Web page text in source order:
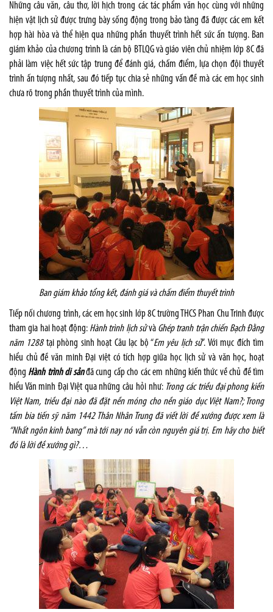
Những câu văn, câu thơ, lời hịch trong các tác phẩm văn học cùng với những
hiện vật lịch sử được trưng bày sống động trong bảo tàng đã được các em kết
hợp hài hòa và thể hiện qua những phần thuyết trình hết sức ấn tượng. Ban
giám khảo của chương trình là cán bộ BTLQG và giáo viên chủ nhiệm lớp 8C đã
phải làm việc hết sức tập trung để đánh giá, chấm điểm, lựa chọn đội thuyết
trình ấn tượng nhất, sau đó tiếp tục chia sẻ những vấn đề mà các em học sinh
chưa rõ trong phần thuyết trình của mình.
Ban giám khảo tổng kết, đánh giá và chấm điểm thuyết trình
Tiếp nối chương trình, các em học sinh lớp 8C trường THCS Phan Chu Trinh được
tham gia hai hoạt động: Hành trình lịch sửvà Ghép tranh trận chiến Bạch Đằng
năm 1288tại phòng sinh hoạt Câu lạc bộ “Em yêu lịch sử”. Với mục đích tìm
hiểu chủ đề văn minh Đại việt có tích hợp giữa học lịch sử và văn học, hoạt
động Hành trình di sảnđã cung cấp cho các em những kiến thức về chủ đề tìm
hiểu Văn minh Đại Việt qua những câu hỏi như: Trong các triều đại phong kiến
Việt Nam, triều đại nào đã đặt nền móng cho nền giáo dục Việt Nam?; Trong
tấm bia tiến sỹ năm 1442 Thân Nhân Trung đã viết lời đề xướng được xem là
“Nhất ngôn kinh bang” mà tới nay nó vẫn còn nguyên giá trị. Em hãy cho biết
đó là lời đề xướng gì?…